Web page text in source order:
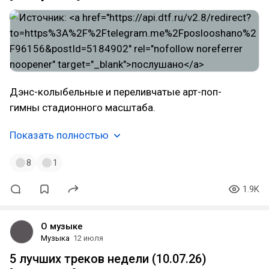
Дэнс-колыбельные и переливчатые арт-поп-
гимны стадионного масштаба.
Показать полностью
8 1
1.9K
О музыке
Музыка 12 июля
5 лучших треков недели (10.07.26)